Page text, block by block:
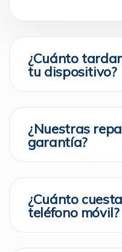
¿Cuánto
tu dispositivo?
¿Nuestras
garantía?
¿Cuánto
teléfono móvil?